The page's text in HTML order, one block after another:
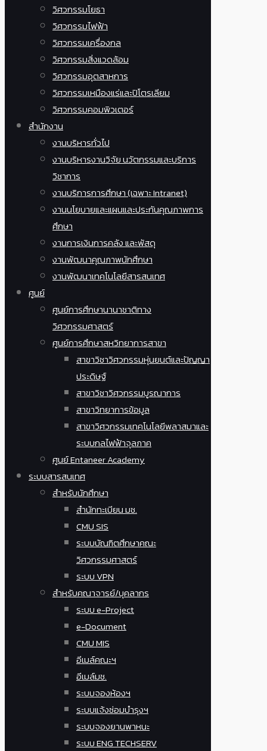
วิศวกรรมโยธา
วิศวกรรมไฟฟ้า
วิศวกรรมเครื่องกล
วิศวกรรมสิ่งแวดล้อม
วิศวกรรมอุตสาหการ
วิศวกรรมเหมืองแร่และปิโตรเลียม
วิศวกรรมคอมพิวเตอร์
สำนักงาน
งานบริหารทั่วไป
งานบริหารงานวิจัย นวัตกรรมและบริการ
วิชาการ
งานบริการการศึกษา (เฉพาะ Intranet)
งานนโยบายและแผนและประกันคุณภาพการ
ศึกษา
งานการเงินการคลัง และพัสดุ
งานพัฒนาคุณภาพนักศึกษา
งานพัฒนาเทคโนโลยีสารสนเทศ
ศูนย์
ศูนย์การศึกษานานาชาติทาง
วิศวกรรมศาสตร์
ศูนย์การศึกษาสหวิทยาการสาขา
สาขาวิชาวิศวกรรมหุ่นยนต์และปัญญา
ประดิษฐ์
สาขาวิชาวิศวกรรมบูรณาการ
สาขาวิทยาการข้อมูล
สาขาวิศวกรรมเทคโนโลยีพลาสมาและ
ระบบกลไฟฟ้าจุลภาค
ศูนย์ Entaneer Academy
ระบบสารสนเทศ
สำหรับนักศึกษา
สำนักทะเบียน มช.
CMU SIS
ระบบบัณฑิตศึกษาคณะ
วิศวกรรมศาสตร์
ระบบ VPN
สำหรับคณาจารย์/บุคลากร
ระบบ e-Project
e-Document
CMU MIS
อีเมล์คณะฯ
อีเมล์มช.
ระบบจองห้องฯ
ระบบแจ้งซ่อมบำรุงฯ
ระบบจองยานพาหนะ
ระบบ ENG TECHSERV